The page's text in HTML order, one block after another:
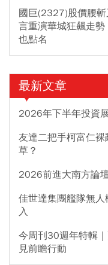
國巨(2327)股價腰
言重演華城狂飆走
也點名
最新文章
2026年下半年投資
友達二把手柯富仁
草？
2026前進大南方論
佳世達集團艦隊無
入
今周刊30週年特輯
見前瞻行動